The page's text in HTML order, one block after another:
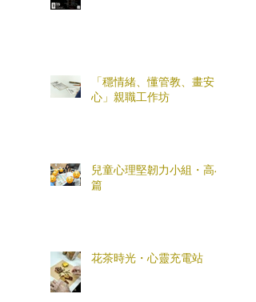
「穩情緒、懂管教、畫安
心」親職工作坊
兒童心理堅韌力小組・高小
篇
花茶時光・心靈充電站